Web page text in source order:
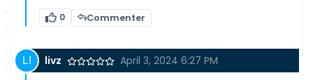
0 Commenter
livz April 3, 2024 6:27 PM